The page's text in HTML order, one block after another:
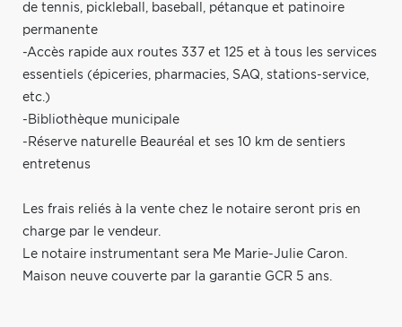
de tennis, pickleball, baseball, pétanque et patinoire
permanente
-Accès rapide aux routes 337 et 125 et à tous les services
essentiels (épiceries, pharmacies, SAQ, stations-service,
etc.)
-Bibliothèque municipale
-Réserve naturelle Beauréal et ses 10 km de sentiers
entretenus
Les frais reliés à la vente chez le notaire seront pris en
charge par le vendeur.
Le notaire instrumentant sera Me Marie-Julie Caron.
Maison neuve couverte par la garantie GCR 5 ans.